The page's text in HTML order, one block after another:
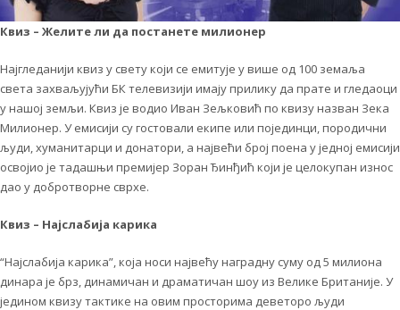
Квиз – Желите ли да постанете милионер
Најгледанији квиз у свету који се емитује у више од 100 земаља
света захваљујући БК телевизији имају прилику да прате и гледаоци
у нашој земљи. Квиз је водио Иван Зељковић по квизу назван Зека
Милионер. У емисији су гостовали екипе или појединци, породични
људи, хуманитарци и донатори, а највећи број поена у једној емисији
освојио је тадашњи премијер Зоран Ђинђић који је целокупан износ
дао у добротворне сврхе.
Квиз – Најслабија карика
“Најслабија карика”, која носи највећу наградну суму од 5 милиона
динара је брз, динамичан и драматичан шоу из Велике Британије. У
једином квизу тактике на овим просторима деветоро људи